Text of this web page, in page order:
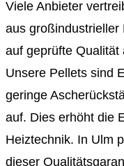
Viele Anbieter
aus großindustrieller
auf geprüfte Qualität
Unsere Pellets sind
geringe
auf. Dies erhöht die
Heiztechnik. In Ulm
dieser